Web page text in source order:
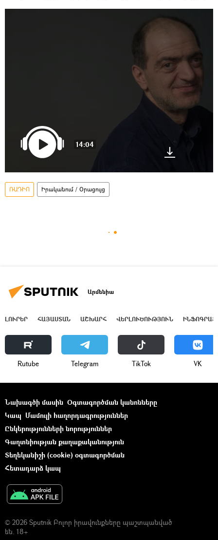
14:04
ՌԱԴԻՈ Իրականում / Օրացույց
Արմենիա
ԼՈՒՐԵՐ ՀԱՅԱՍՏԱՆ ԱՇԽԱՐՀ ՎԵՐԼՈՒԾՈՒԹՅՈՒՆ
Rutube Telegram ТikТоk VK
Նախագծի մասին Օգտագործման կանոնները
Կապ Մամուլի հաղորդագրություններ
Ընկերությունների նորություններ
Գաղտնիության քաղաքականություն
Տեղեկանիշի (cookie) օգտագործման
Հետադարձ կապ
© 2026 Sputnik Բոլոր իրավունքները պաշտպանված
են. 18+